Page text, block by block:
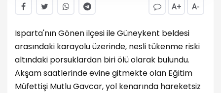
A+ A-
Isparta'nın Gönen ilçesi ile Güneykent beldesi
arasındaki karayolu üzerinde, nesli tükenme riski
altındaki porsuklardan biri ölü olarak bulundu.
Akşam saatlerinde evine gitmekte olan Eğitim
Müfettişi Mutlu Gavcar, yol kenarında hareketsiz